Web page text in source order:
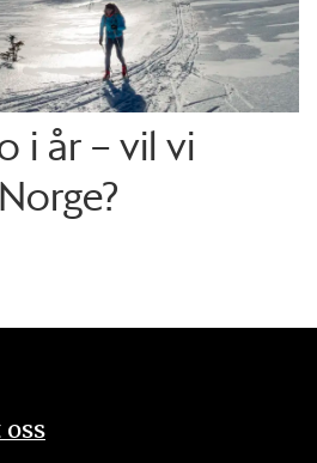
i år – vil vi